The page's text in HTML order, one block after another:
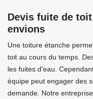
Devis fuite de
envions
Une toiture étanche
toit au cours du temps.
les fuites d'eau.
équipe peut engager des
demande. Notre